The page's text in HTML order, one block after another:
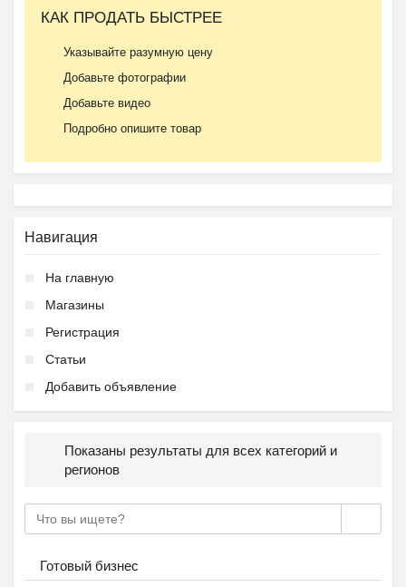
КАК ПРОДАТЬ БЫСТРЕЕ
Указывайте разумную цену
Добавьте фотографии
Добавьте видео
Подробно опишите товар
Навигация
На главную
Магазины
Регистрация
Статьи
Добавить объявление
Показаны результаты для всех категорий и
регионов
Готовый бизнес